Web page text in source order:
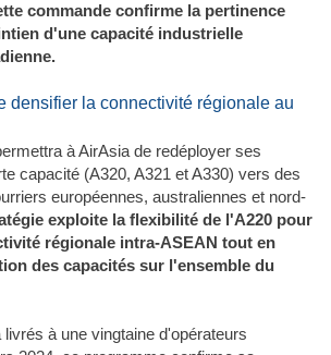
commande confirme la pertinence
d'une capacité industrielle
densifier la connectivité régionale au
à AirAsia de redéployer ses
capacité (A320, A321 et A330) vers des
européennes, australiennes et nord-
exploite la flexibilité de l'A220 pour
régionale intra-ASEAN tout en
des capacités sur l'ensemble du
à une vingtaine d'opérateurs